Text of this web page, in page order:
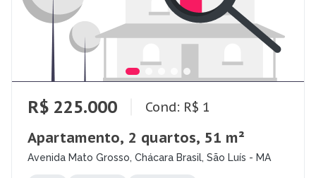
R$ 225.000 Cond: R$ 1
Apartamento, 2 quartos, 51 m²
Avenida Mato Grosso, Chácara Brasil, São Luís - MA